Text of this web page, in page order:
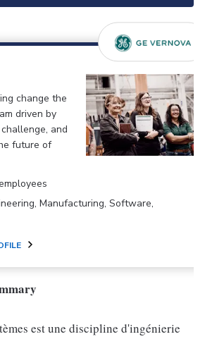
change the
driven by
and
future of
Manufacturing, Software,
est une discipline d'ingénierie